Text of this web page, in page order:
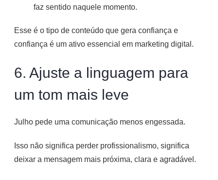
faz sentido naquele momento.
Esse é o tipo de conteúdo que gera confiança e
confiança é um ativo essencial em marketing digital.
6. Ajuste a linguagem para
um tom mais leve
Julho pede uma comunicação menos engessada.
Isso não significa perder profissionalismo, significa
deixar a mensagem mais próxima, clara e agradável.